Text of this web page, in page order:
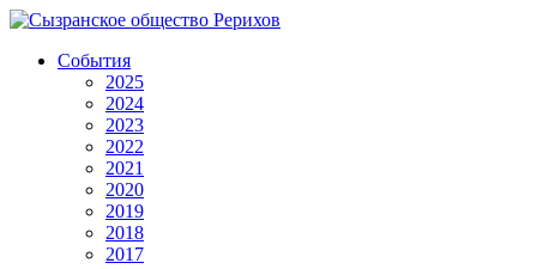
События
2025
2024
2023
2022
2021
2020
2019
2018
2017